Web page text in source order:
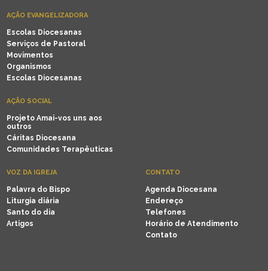
AÇÃO EVANGELIZADORA
Escolas Diocesanas
Serviços de Pastoral
Movimentos
Organismos
Escolas Diocesanas
AÇÃO SOCIAL
Projeto Amai-vos uns aos
outros
Cáritas Diocesana
Comunidades Terapêuticas
VOZ DA IGREJA
Palavra do Bispo
Liturgia diária
Santo do dia
Artigos
CONTATO
Agenda Diocesana
Endereço
Telefones
Horário de Atendimento
Contato